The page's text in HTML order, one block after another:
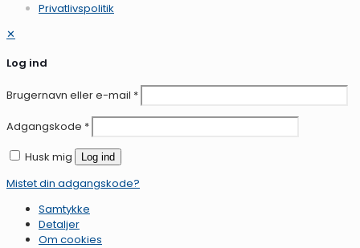
Privatlivspolitik
✕
Log ind
Brugernavn eller e-mail *
Adgangskode *
Husk mig
Log ind
Mistet din adgangskode?
Samtykke
Detaljer
Om cookies